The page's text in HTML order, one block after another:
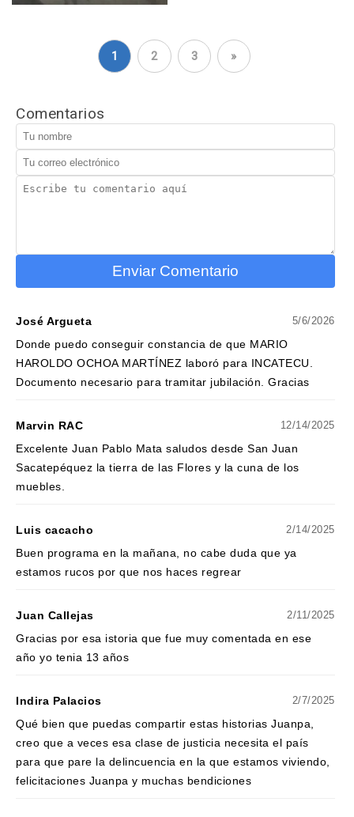
1 2 3 »
Comentarios
Enviar Comentario
José Argueta 5/6/2026
Donde puedo conseguir constancia de que MARIO
HAROLDO OCHOA MARTÍNEZ laboró para INCATECU.
Documento necesario para tramitar jubilación. Gracias
Marvin RAC 12/14/2025
Excelente Juan Pablo Mata saludos desde San Juan
Sacatepéquez la tierra de las Flores y la cuna de los
muebles.
Luis cacacho 2/14/2025
Buen programa en la mañana, no cabe duda que ya
estamos rucos por que nos haces regrear
Juan Callejas 2/11/2025
Gracias por esa istoria que fue muy comentada en ese
año yo tenia 13 años
Indira Palacios 2/7/2025
Qué bien que puedas compartir estas historias Juanpa,
creo que a veces esa clase de justicia necesita el país
para que pare la delincuencia en la que estamos viviendo,
felicitaciones Juanpa y muchas bendiciones